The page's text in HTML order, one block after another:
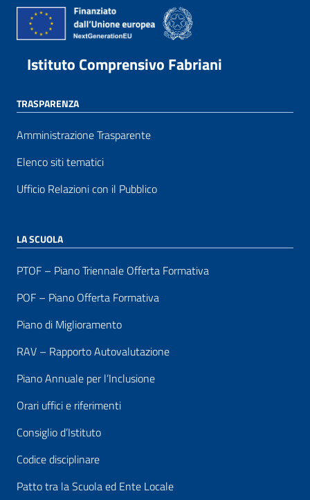
Istituto Comprensivo Fabriani
TRASPARENZA
Amministrazione Trasparente
Elenco siti tematici
Ufficio Relazioni con il Pubblico
LA SCUOLA
PTOF – Piano Triennale Offerta Formativa
POF – Piano Offerta Formativa
Piano di Miglioramento
RAV – Rapporto Autovalutazione
Piano Annuale per l’Inclusione
Orari uffici e riferimenti
Consiglio d’Istituto
Codice disciplinare
Patto tra la Scuola ed Ente Locale